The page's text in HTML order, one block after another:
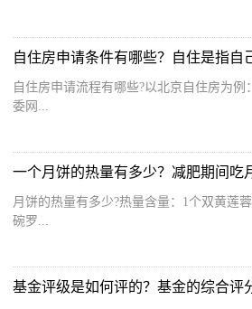
自住房申请条件有哪些？自住是指自
自住房申请流程有哪些?以北京自住房为例
委网...
一个月饼的热量有多少？减肥期间吃
月饼的热量有多少?热量含量：1个双黄莲
碗罗...
基金评级是如何评的？基金的综合评